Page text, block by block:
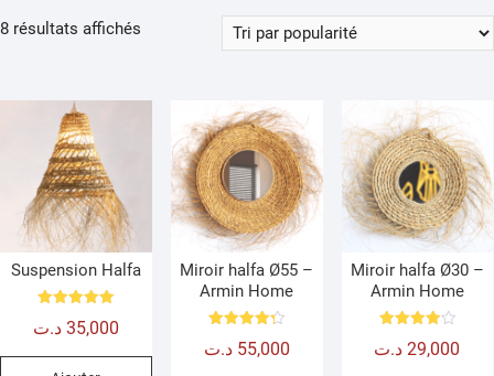
8 résultats affichés
Suspension Halfa
5.00
35,000 د.ت
Miroir halfa Ø55 –
Armin Home
4.33
55,000 د.ت
Miroir halfa Ø30 –
Armin Home
4.00
29,000 د.ت